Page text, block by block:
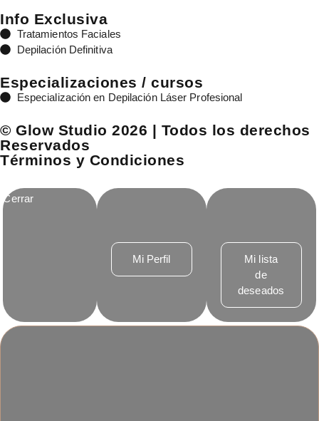
Info Exclusiva
Tratamientos Faciales
Depilación Definitiva
Especializaciones / cursos
Especialización en Depilación Láser Profesional
© Glow Studio 2026 | Todos los derechos
Reservados
Términos y Condiciones
Cerrar
Mi Perfil
Mi lista
de
deseados